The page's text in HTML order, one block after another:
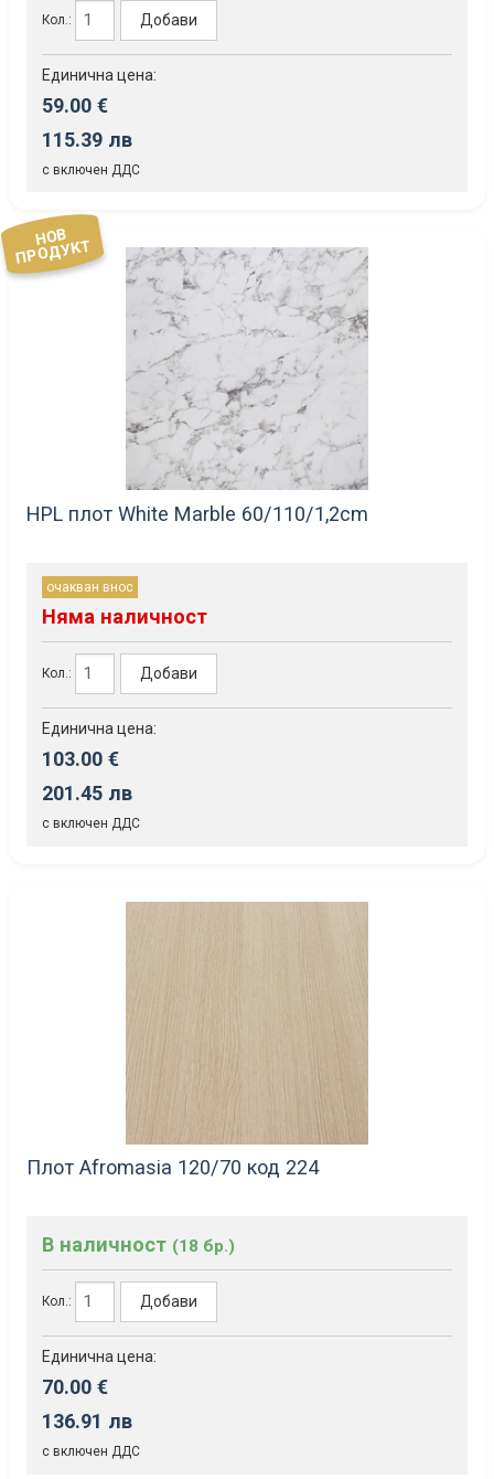
Кол.: Добави
Единична цена:
59.00 €
115.39 лв
с включен ДДС
НОВ
ПРОДУКТ
HPL плот White Marble 60/110/1,2cm
очакван внос
Няма наличност
Кол.: Добави
Единична цена:
103.00 €
201.45 лв
с включен ДДС
Плот Afromasia 120/70 код 224
В наличност (18 бр.)
Кол.: Добави
Единична цена:
70.00 €
136.91 лв
с включен ДДС